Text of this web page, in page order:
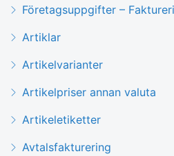
Företagsuppgifter –
Artiklar
Artikelvarianter
Artikelpriser annan valuta
Artikeletiketter
Avtalsfakturering